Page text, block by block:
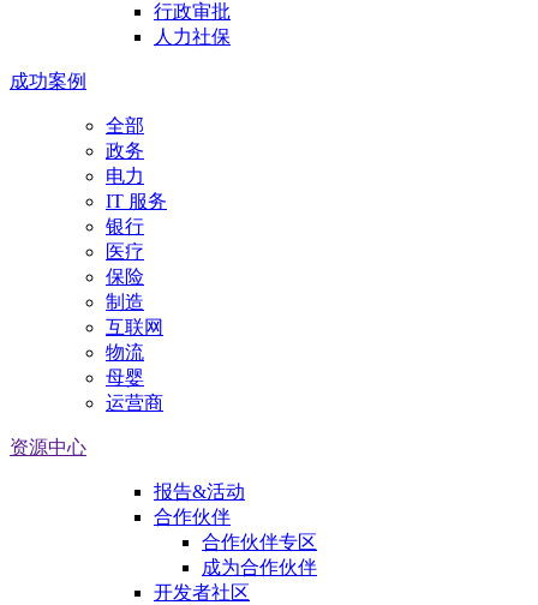
行政审批
人力社保
成功案例
全部
政务
电力
IT 服务
银行
医疗
保险
制造
互联网
物流
母婴
运营商
资源中心
报告&活动
合作伙伴
合作伙伴专区
成为合作伙伴
开发者社区